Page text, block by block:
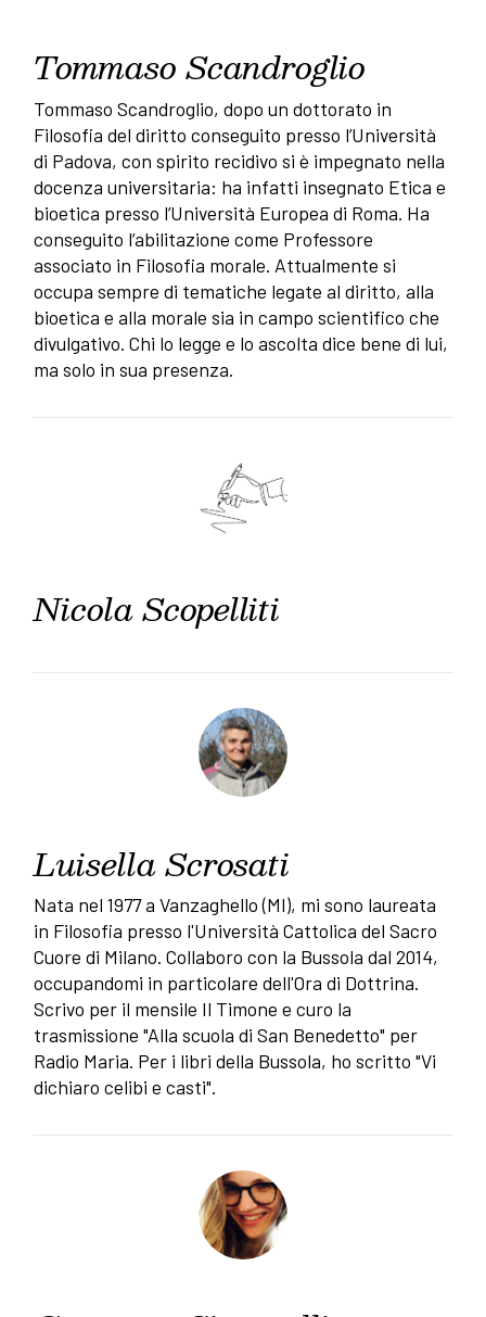
Tommaso Scandroglio
Tommaso Scandroglio, dopo un dottorato in
Filosofia del diritto conseguito presso l’Università
di Padova, con spirito recidivo si è impegnato nella
docenza universitaria: ha infatti insegnato Etica e
bioetica presso l’Università Europea di Roma. Ha
conseguito l’abilitazione come Professore
associato in Filosofia morale. Attualmente si
occupa sempre di tematiche legate al diritto, alla
bioetica e alla morale sia in campo scientifico che
divulgativo. Chi lo legge e lo ascolta dice bene di lui,
ma solo in sua presenza.
Nicola Scopelliti
Luisella Scrosati
Nata nel 1977 a Vanzaghello (MI), mi sono laureata
in Filosofia presso l'Università Cattolica del Sacro
Cuore di Milano. Collaboro con la Bussola dal 2014,
occupandomi in particolare dell'Ora di Dottrina.
Scrivo per il mensile Il Timone e curo la
trasmissione "Alla scuola di San Benedetto" per
Radio Maria. Per i libri della Bussola, ho scritto "Vi
dichiaro celibi e casti".